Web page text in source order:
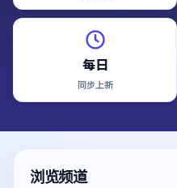
每日
同步上新
浏览频道